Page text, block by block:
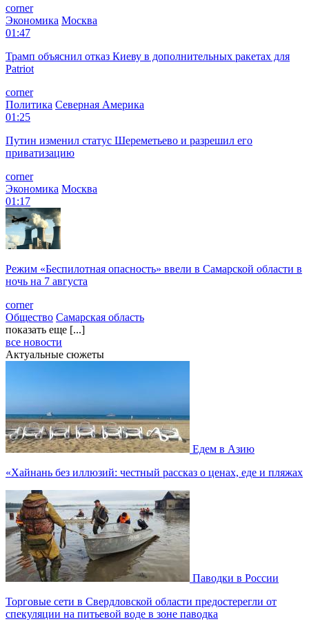
corner
Экономика Москва
01:47
Трамп объяснил отказ Киеву в дополнительных ракетах для
Patriot
corner
Политика Северная Америка
01:25
Путин изменил статус Шереметьево и разрешил его
приватизацию
corner
Экономика Москва
01:17
Режим «Беспилотная опасность» ввели в Самарской области в
ночь на 7 августа
corner
Общество Самарская область
показать еще [...]
все новости
Актуальные сюжеты
Едем в Азию
«Хайнань без иллюзий: честный рассказ о ценах, еде и пляжах
Паводки в России
Торговые сети в Свердловской области предостерегли от
спекуляции на питьевой воде в зоне паводка